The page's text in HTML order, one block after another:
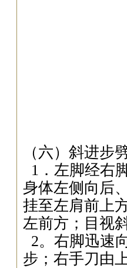
（六）斜进步
1 ．左脚经右
身体左侧向后
挂至左肩前上
左前方；目视
2。 右脚迅速
步；右手刀由